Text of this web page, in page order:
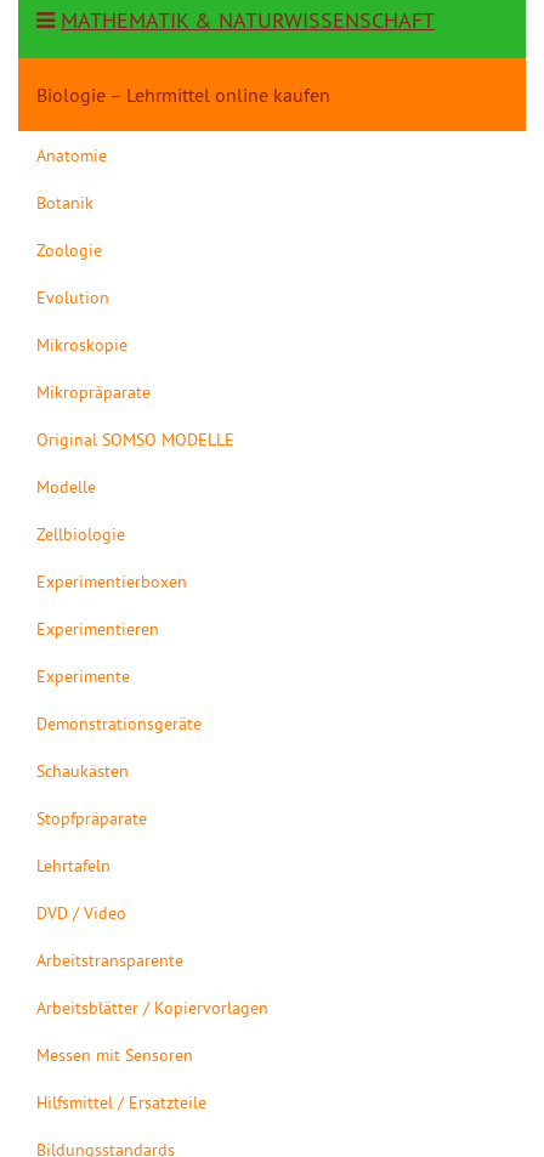
MATHEMATIK & NATURWISSENSCHAFT
Biologie – Lehrmittel online kaufen
Anatomie
Botanik
Zoologie
Evolution
Mikroskopie
Mikropräparate
Original SOMSO MODELLE
Modelle
Zellbiologie
Experimentierboxen
Experimentieren
Experimente
Demonstrationsgeräte
Schaukästen
Stopfpräparate
Lehrtafeln
DVD / Video
Arbeitstransparente
Arbeitsblätter / Kopiervorlagen
Messen mit Sensoren
Hilfsmittel / Ersatzteile
Bildungsstandards